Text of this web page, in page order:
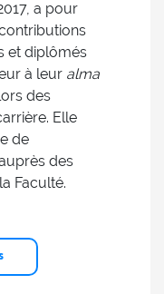
a pour
et diplômés
à leur alma
des
Elle
de
des
Faculté.